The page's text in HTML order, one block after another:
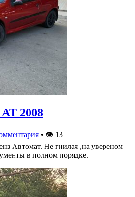
2008
• 👁 13
Автомат. Не гнилая ,на увереном
в полном порядке.